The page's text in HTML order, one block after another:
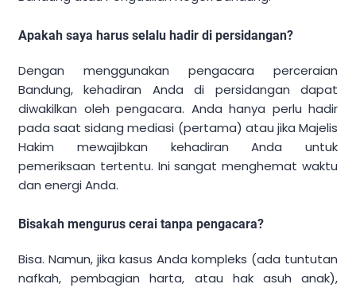
Apakah saya harus selalu hadir di persidangan?
Dengan menggunakan pengacara perceraian
Bandung, kehadiran Anda di persidangan dapat
diwakilkan oleh pengacara. Anda hanya perlu hadir
pada saat sidang mediasi (pertama) atau jika Majelis
Hakim mewajibkan kehadiran Anda untuk
pemeriksaan tertentu. Ini sangat menghemat waktu
dan energi Anda.
Bisakah mengurus cerai tanpa pengacara?
Bisa. Namun, jika kasus Anda kompleks (ada tuntutan
nafkah, pembagian harta, atau hak asuh anak),